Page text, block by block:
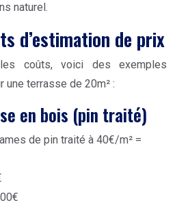
naturel.
d’estimation de prix
coûts, voici des exemples
une terrasse de 20m² :
en bois (pin traité)
de pin traité à 40€/m² =